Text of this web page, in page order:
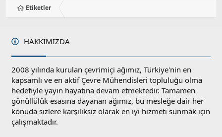
Etiketler
HAKKIMIZDA
2008 yılında kurulan çevrimiçi ağımız, Türkiye'nin en
kapsamlı ve en aktif Çevre Mühendisleri topluluğu olma
hedefiyle yayın hayatına devam etmektedir. Tamamen
gönüllülük esasına dayanan ağımız, bu mesleğe dair her
konuda sizlere karşılıksız olarak en iyi hizmeti sunmak için
çalışmaktadır.